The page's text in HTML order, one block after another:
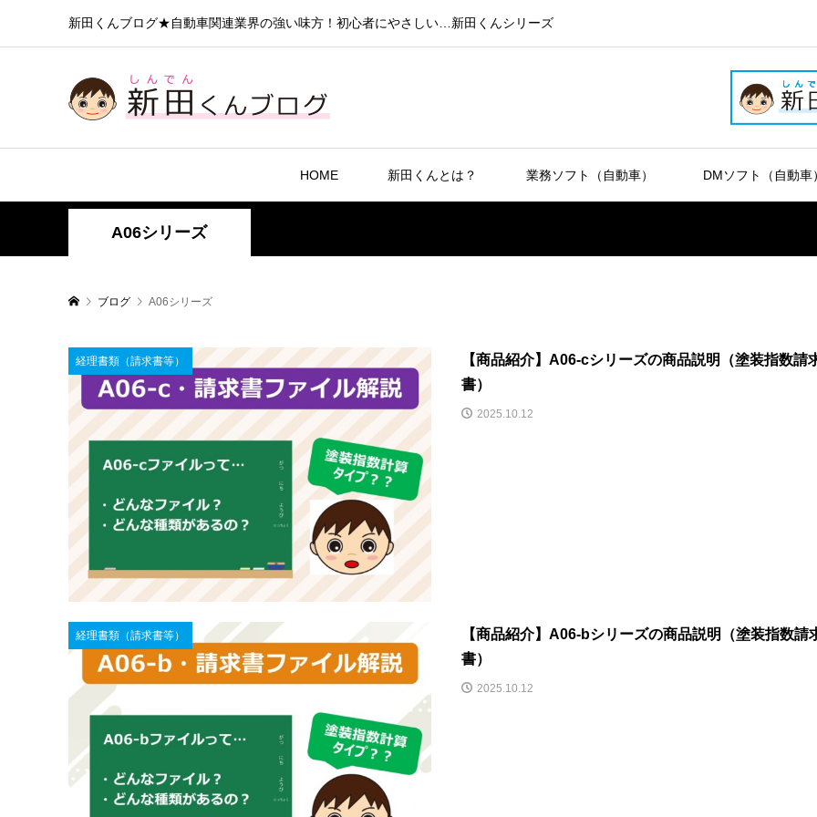
新田くんブログ★自動車関連業界の強い味方！初心者にやさしい…新田くんシリーズ
HOME 新田くんとは？ 業務ソフト（自動車） DMソフト（自動車
A06シリーズ
ブログ A06シリーズ
経理書類（請求書等）
【商品紹介】A06-cシリーズの商品説明（塗装指数請
書）
2025.10.12
経理書類（請求書等）
【商品紹介】A06-bシリーズの商品説明（塗装指数請
書）
2025.10.12